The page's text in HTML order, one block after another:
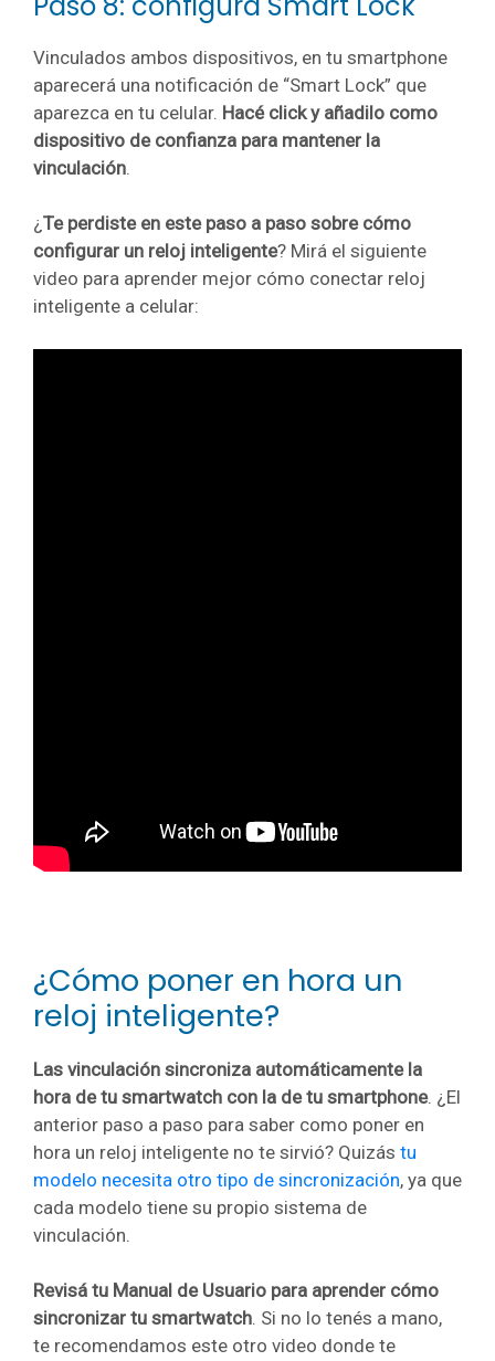
Vinculados ambos dispositivos, en tu smartphone
aparecerá una notificación de “Smart Lock” que
aparezca en tu celular. Hacé click y añadilo como
dispositivo de confianza para mantener la
vinculación.
¿ Te perdiste en este paso a paso sobre cómo
configurar un reloj inteligente? Mirá el siguiente
video para aprender mejor cómo conectar reloj
inteligente a celular:
¿Cómo poner en hora un
reloj inteligente?
Las vinculación sincroniza automáticamente la
hora de tu smartwatch con la de tu smartphone. ¿El
anterior paso a paso para saber como poner en
hora un reloj inteligente no te sirvió? Quizás tu
modelo necesita otro tipo de sincronización, ya que
cada modelo tiene su propio sistema de
vinculación.
Revisá tu Manual de Usuario para aprender cómo
sincronizar tu smartwatch. Si no lo tenés a mano,
te recomendamos este otro video donde te